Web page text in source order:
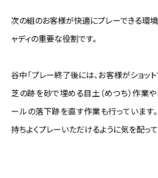
次の組のお客様が快適にプレーできる環境
ャディの重要な役割です。
谷中―――「プレー終了後には、お客様がショッ
芝の跡を砂で埋める目土（めつち）作業や
ールの落下跡を直す作業も行っています
持ちよくプレーいただけるように気を配って